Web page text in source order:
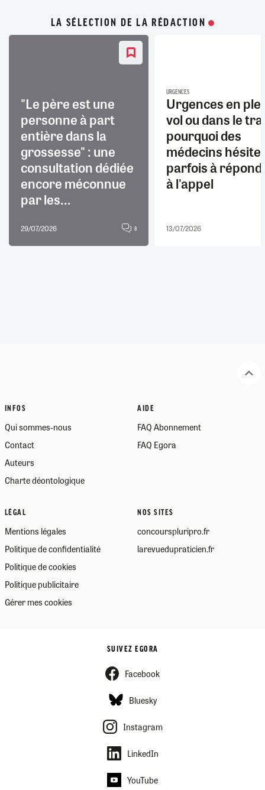
LA SÉLECTION DE LA RÉDACTION
"Le père est une
personne à part
entière dans la
grossesse" : une
consultation dédiée
encore méconnue
par les...
29/07/2026 8
URGENCES
Urgences en
vol ou dans le
pourquoi des
médecins
parfois à
à l'appel
13/07/2026
INFOS
Qui sommes-nous
Contact
Auteurs
Charte déontologique
AIDE
FAQ Abonnement
FAQ Egora
LÉGAL
Mentions légales
Politique de confidentialité
Politique de cookies
Politique publicitaire
Gérer mes cookies
NOS SITES
concourspluripro.fr
larevuedupraticien.fr
SUIVEZ EGORA
Facebook
Bluesky
Instagram
LinkedIn
YouTube